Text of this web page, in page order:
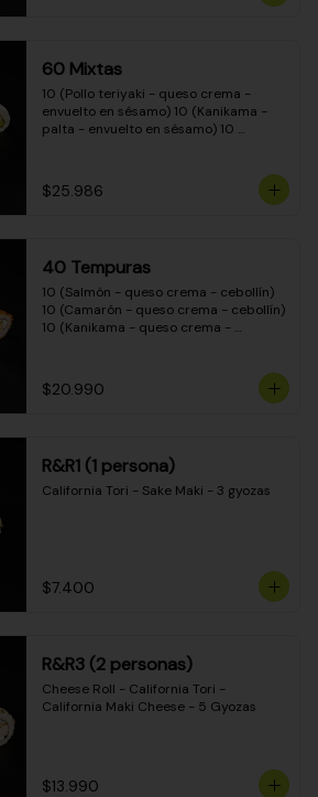
(Pimentón - queso crema - cebollín -
envuelto en masa tempura)
60 Mixtas
10 (Pollo teriyaki - queso crema -
envuelto en sésamo) 10 (Kanikama -
palta - envuelto en sésamo) 10
envuelto en queso crema) 10
(Camarón - queso crema - cebollín -
$25.986
40 Tempuras
10 (Salmón - queso crema - cebollín)
10 (Camarón - queso crema - cebollín)
10 (Kanikama - queso crema -
$20.990
R&R1 (1 persona)
California Tori - Sake Maki - 3 gyozas
$7.400
R&R3 (2 personas)
Cheese Roll - California Tori -
California Maki Cheese - 5 Gyozas
$13.990